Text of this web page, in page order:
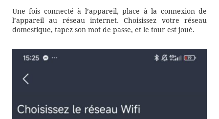
Une fois connecté à l’appareil, place à la connexion de
l’appareil au réseau internet. Choisissez votre réseau
domestique, tapez son mot de passe, et le tour est joué.